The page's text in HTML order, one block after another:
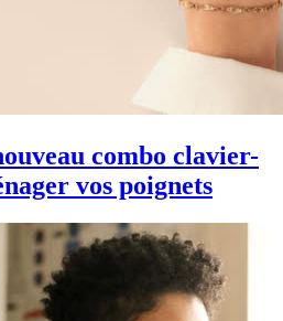
combo clavier-
vos poignets